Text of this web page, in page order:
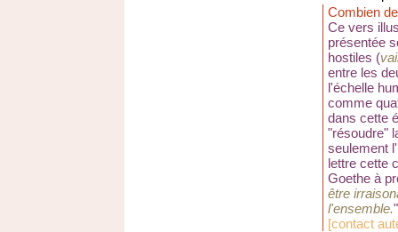
Combien
Ce vers
présentée
hostiles (
entre les
l'échelle
comme
dans cette
"résoudre"
seulement
lettre cette
Goethe à
être
l'ensemble."
[contact